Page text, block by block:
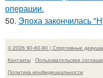
операции.
50. Эпоха закончилась
© 2026 90-60-90 | Спортивные
Контакты
Пользовательское
Политика конфидециальности